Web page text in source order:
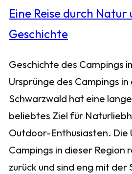
Geschichte des Campings
Ursprünge des Campings
Schwarzwald hat eine
beliebtes Ziel für
Outdoor-Enthusiasten. Die
Campings in dieser Region
zurück und sind eng mit der